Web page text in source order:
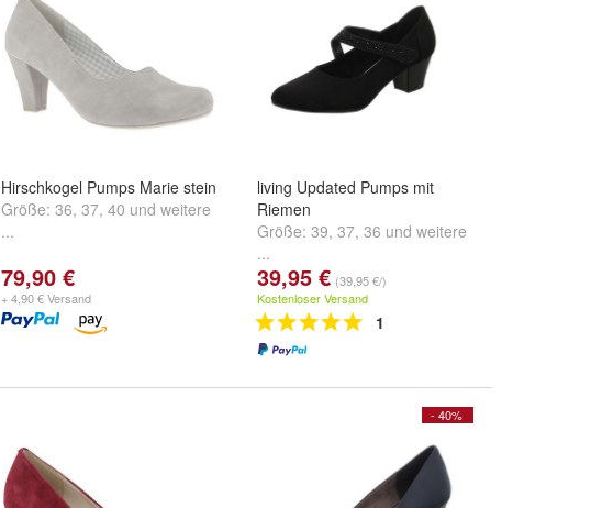
Hirschkogel Pumps Marie stein
Größe: 36, 37, 40 und weitere
...
79,90 €
+ 4,90 € Versand
living Updated Pumps mit
Riemen
Größe: 39, 37, 36 und weitere
...
39,95 € (39,95 €/)
Kostenloser Versand
1
- 40%